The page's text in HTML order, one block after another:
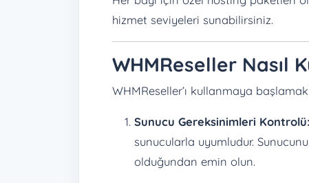
hizmet seviyeleri sunabilirsiniz.
WHMReseller Nasıl
WHMReseller’ı kullanmaya
Sunucu Gereksinimleri Kontrolü:
sunucularla uyumludur.
olduğundan emin olun.